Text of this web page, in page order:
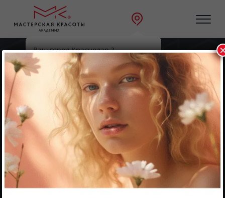
Ваш город Краснодар ?
Выбрать другой
Главная Направления Косметология
Косметология
Фракционная мезотерапия
Фракционная мезотерапия — это современная
косметологическая процедура, которая сочетает в себе
методы микроигольчатой терапии и мезотерапии. Она